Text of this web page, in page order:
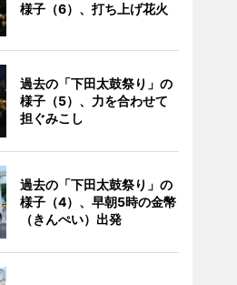
様子（6）、打ち上げ花火
過去の「下田太鼓祭り」の
様子（5）、力を合わせて
担ぐみこし
過去の「下田太鼓祭り」の
様子（4）、早朝5時の金幣
（きんぺい）出発